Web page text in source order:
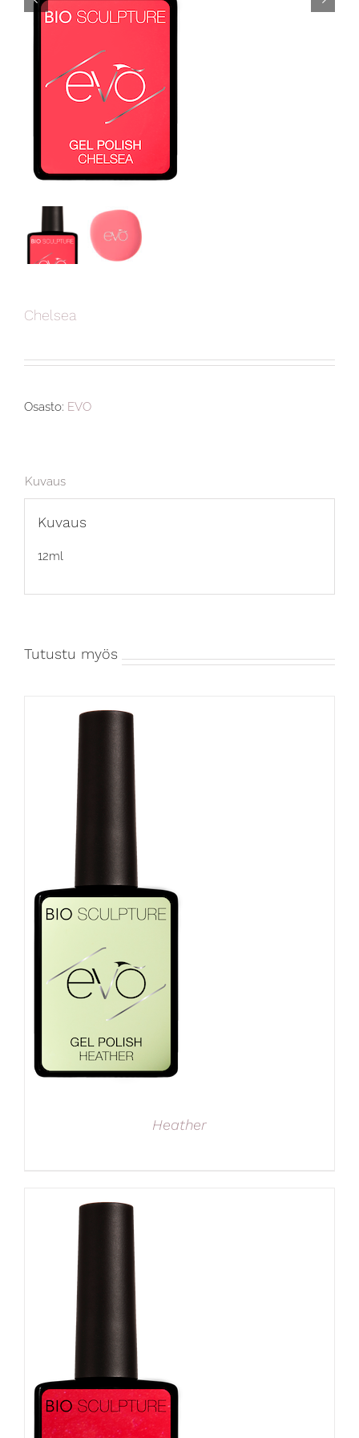
Chelsea
Osasto: EVO
Kuvaus
Kuvaus
12ml
Tutustu myös
Heather